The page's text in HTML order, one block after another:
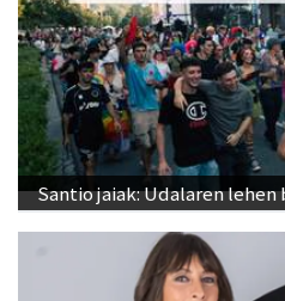
Santio jaiak: Udalaren lehen